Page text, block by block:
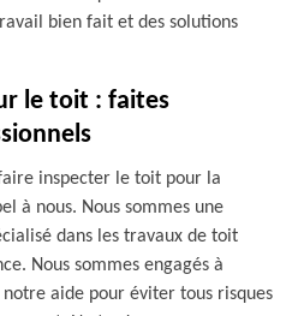
bien fait et des solutions
le toit : faites
inspecter le toit pour la
à nous. Nous sommes une
dans les travaux de toit
Nous sommes engagés à
aide pour éviter tous risques